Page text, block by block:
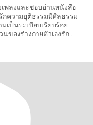
พลงและชอบอ่านหนังสือ
กความยุติธรรมมีศีลธรรม
เป็นระเบียบเรียบร้อย
ของร่างกายตัวเองรัก